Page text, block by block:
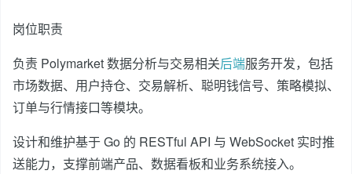
岗位职责
负责 Polymarket 数据分析与交易相关后端服务开发，包括
市场数据、用户持仓、交易解析、聪明钱信号、策略模拟、
订单与行情接口等模块。
设计和维护基于 Go 的 RESTful API 与 WebSocket 实时推
送能力，支撑前端产品、数据看板和业务系统接入。